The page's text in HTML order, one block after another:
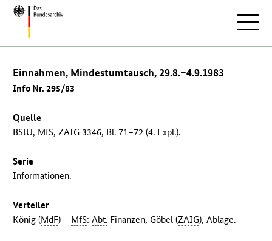
Zur
Einnahmen, Mindestumtausch, 29.8.–4.9.1983
Info Nr. 295/83
Quelle
BStU, MfS,ZAIG 3346, Bl. 71–72 (4. Expl.).
Serie
Informationen.
Verteiler
König (MdF) – MfS:Abt. Finanzen, Göbel (ZAIG), Ablage.